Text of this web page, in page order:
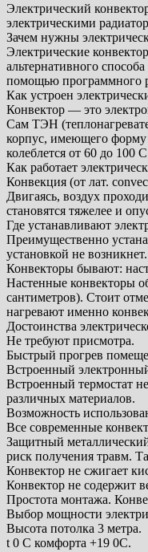
Электрический
электрическими
Зачем нужны
Электрические
альтернативного
помощью программного
Как устроен
Конвектор — это
Сам ТЭН
корпус, имеющего форму
колеблется от 60 до 100
Как работает
Конвекция (от лат.
Двигаясь, воздух
становятся тяжелее и
Где устанавливают
Преимущественно
установкой не возникнет.
Конвекторы бывают:
Настенные конвекторы
сантиметров). Стоит
нагревают именно
Достоинства
Не требуют присмотра.
Быстрый прогрев
Встроенный
Встроенный термостат
различных материалов.
Возможность
Все современные
Защитный
риск получения травм.
Конвектор не сжигает
Конвектор не содержит
Простота монтажа.
Выбор мощности
Высота потолка 3 метра.
t 0 C комфорта +19 0С.